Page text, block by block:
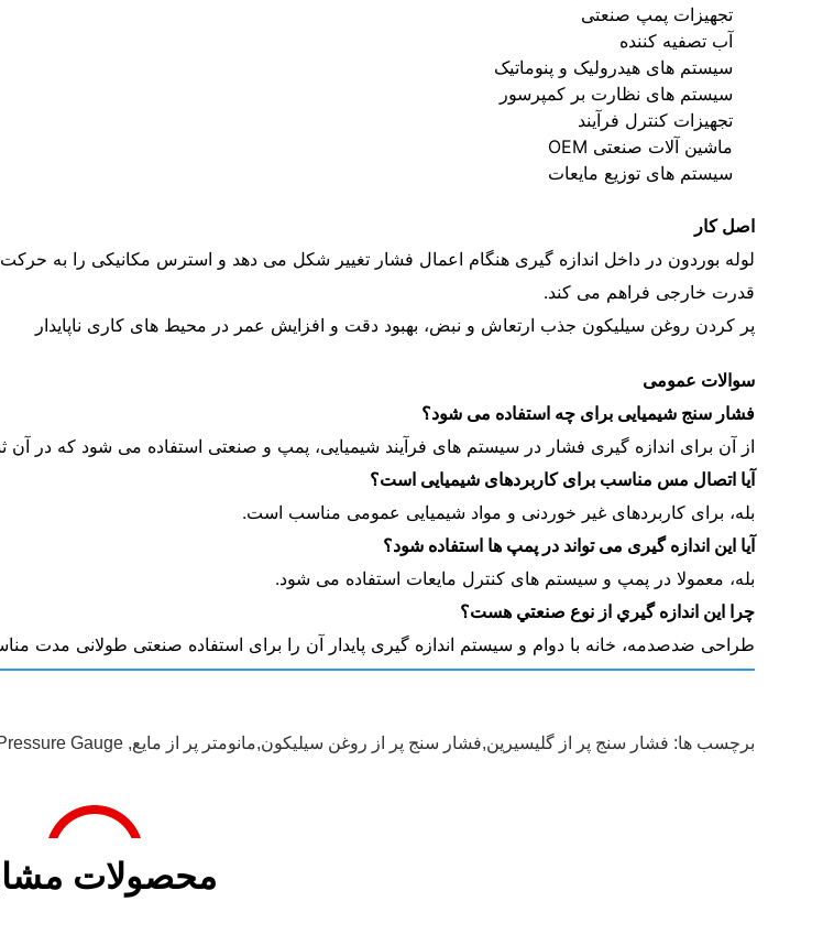
تجهیزات پمپ صنعتی
آب تصفیه کننده
سیستم های هیدرولیک و پنوماتیک
سیستم های نظارت بر کمپرسور
تجهیزات کنترل فرآیند
ماشین آلات صنعتی OEM
سیستم های توزیع مایعات
اصل کار
لوله بوردون در داخل اندازه گیری هنگام اعمال فشار تغییر شکل می دهد و استرس مکانیکی را به حرکت
قدرت خارجی فراهم می کند.
پر کردن روغن سیلیکون جذب ارتعاش و نبض، بهبود دقت و افزایش عمر در محیط های کاری ناپایدار
سوالات عمومی
فشار سنج شیمیایی برای چه استفاده می شود؟
از آن برای اندازه گیری فشار در سیستم های فرآیند شیمیایی، پمپ و صنعتی استفاده می شود که در آن
آیا اتصال مس مناسب برای کاربردهای شیمیایی است؟
بله، برای کاربردهای غیر خوردنی و مواد شیمیایی عمومی مناسب است.
آیا این اندازه گیری می تواند در پمپ ها استفاده شود؟
بله، معمولا در پمپ و سیستم های کنترل مایعات استفاده می شود.
چرا اين اندازه گيري از نوع صنعتي هست؟
طراحی ضدصدمه، خانه با دوام و سیستم اندازه گیری پایدار آن را برای استفاده صنعتی طولانی مدت
برچسب ها: فشار سنج پر از گلیسیرین,فشار سنج پر از روغن سیلیکون,مانومتر پر از مایع,
Gauge
محصولات